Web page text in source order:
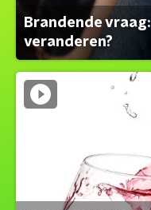
Brandende
veranderen?